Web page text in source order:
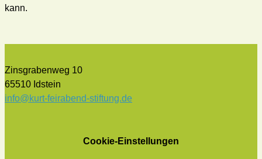
kann.
Zinsgrabenweg 10
65510 Idstein
info@kurt-feirabend-stiftung.de
Cookie-Einstellungen